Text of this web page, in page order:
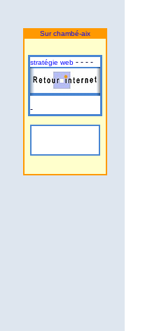
Sur chambé-aix
stratégie web - - - -
-